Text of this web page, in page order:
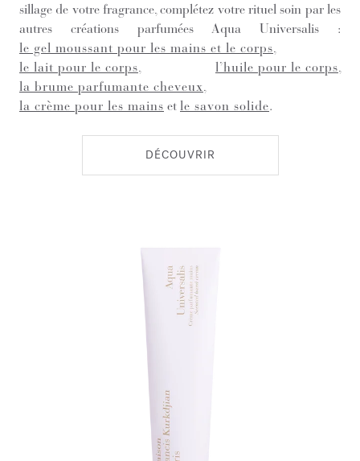
sillage de votre fragrance, complétez votre rituel soin par les
autres créations parfumées Aqua Universalis :
le gel moussant pour les mains et le corps
le lait pour le corps
l’huile pour le corps
la brume parfumante cheveux
la crème pour les mains et le savon solide.
DÉCOUVRIR